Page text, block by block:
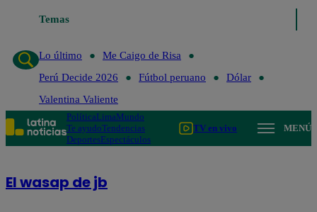
Temas
Lo último
Me Caigo de Risa
Perú Decide 2026
Fútbol peruano
Dólar
Valentina Valiente
PolíticaLimaMundo
Te ayudoTendencias
DeportesEspectáculos
TV en vivo MENÚ
El wasap de jb